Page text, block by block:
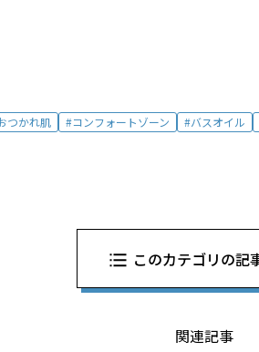
つかれ肌 コンフォートゾーン バスオイル
このカテゴリの記
関連記事